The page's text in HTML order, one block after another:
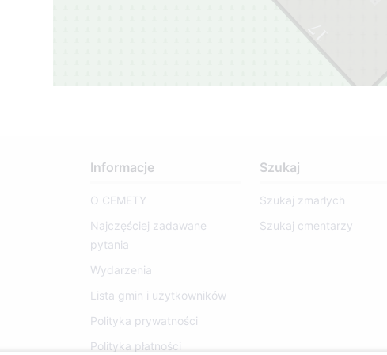
17
Informacje
O CEMETY
Najczęściej zadawane
pytania
Wydarzenia
Lista gmin i użytkowników
Polityka prywatności
Polityka płatności
Szukaj
Szukaj zmarłych
Szukaj cmentarzy